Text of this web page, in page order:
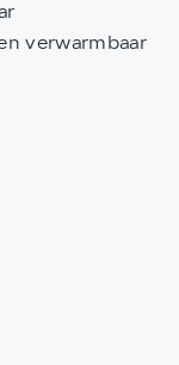
verwarmbaar